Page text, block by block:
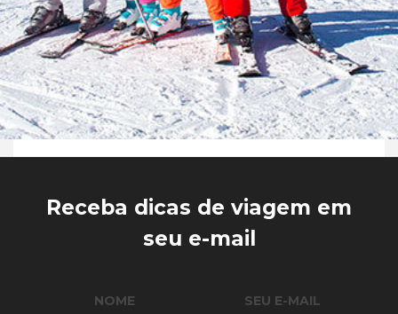
Receba dicas de viagem em
seu e-mail
NOME SEU E-MAIL